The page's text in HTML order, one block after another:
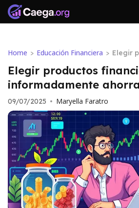
Home > Educación Financiera > Elegir
s
dinero
Elegir productos
informadamente
09/07/2025 • Maryella Faratro